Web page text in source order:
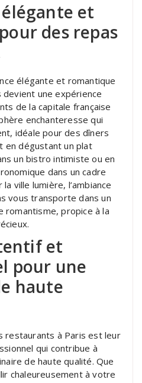
et
des repas
élégante et romantique
devient une expérience
de la capitale française
enchanteresse qui
idéale pour des dîners
en dégustant un plat
un bistro intimiste ou en
dans un cadre
ville lumière, l’ambiance
vous transporte dans un
romantisme, propice à la
et
pour une
haute
restaurants à Paris est leur
qui contribue à
de haute qualité. Que
chaleureusement à votre